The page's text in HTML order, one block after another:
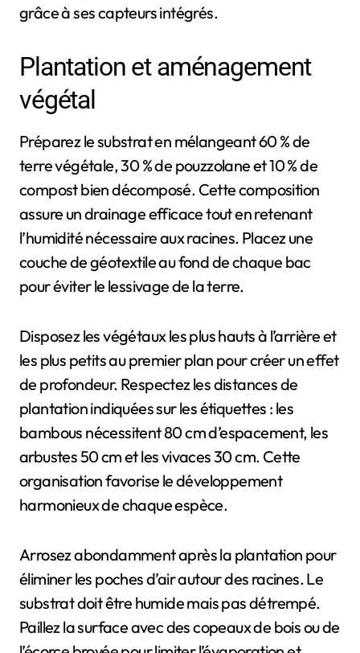
grâce à ses capteurs intégrés.
Plantation et aménagement
végétal
Préparez le substrat en mélangeant 60 % de
terre végétale, 30 % de pouzzolane et 10 % de
compost bien décomposé. Cette composition
assure un drainage efficace tout en retenant
l’humidité nécessaire aux racines. Placez une
couche de géotextile au fond de chaque bac
pour éviter le lessivage de la terre.
Disposez les végétaux les plus hauts à l’arrière et
les plus petits au premier plan pour créer un effet
de profondeur. Respectez les distances de
plantation indiquées sur les étiquettes : les
bambous nécessitent 80 cm d’espacement, les
arbustes 50 cm et les vivaces 30 cm. Cette
organisation favorise le développement
harmonieux de chaque espèce.
Arrosez abondamment après la plantation pour
éliminer les poches d’air autour des racines. Le
substrat doit être humide mais pas détrempé.
Paillez la surface avec des copeaux de bois ou de